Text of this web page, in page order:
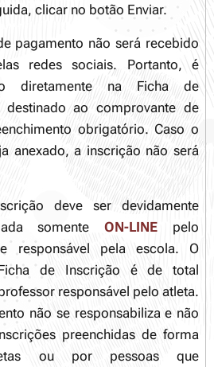
clicar no botão Enviar.
pagamento não será recebido
redes sociais. Portanto, é
diretamente na Ficha de
ao comprovante de
obrigatório. Caso o
anexado, a inscrição não será
deve ser devidamente
somenteON-LINE pelo
responsável pela escola. O
de Inscrição é de total
responsável pelo atleta.
não se responsabiliza e não
preenchidas de forma
ou por pessoas que